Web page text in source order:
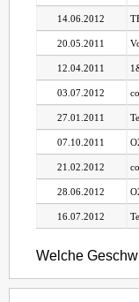
14.06.2012
20.05.2011
12.04.2011
03.07.2012
27.01.2011
07.10.2011
21.02.2012
28.06.2012
16.07.2012
Welche